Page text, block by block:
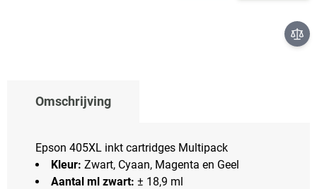
Omschrijving
Epson 405XL inkt cartridges Multipack
Kleur: Zwart, Cyaan, Magenta en Geel
Aantal ml zwart: ± 18,9 ml